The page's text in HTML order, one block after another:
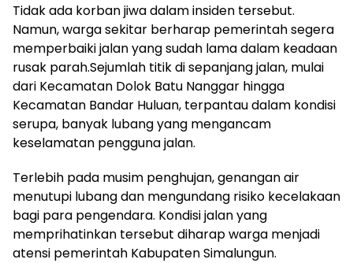
Tidak ada korban jiwa dalam insiden tersebut.
Namun, warga sekitar berharap pemerintah segera
memperbaiki jalan yang sudah lama dalam keadaan
rusak parah.Sejumlah titik di sepanjang jalan, mulai
dari Kecamatan Dolok Batu Nanggar hingga
Kecamatan Bandar Huluan, terpantau dalam kondisi
serupa, banyak lubang yang mengancam
keselamatan pengguna jalan.
Terlebih pada musim penghujan, genangan air
menutupi lubang dan mengundang risiko kecelakaan
bagi para pengendara. Kondisi jalan yang
memprihatinkan tersebut diharap warga menjadi
atensi pemerintah Kabupaten Simalungun.